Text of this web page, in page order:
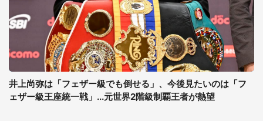
井上尚弥は「フェザー級でも倒せる」、今後見たいのは「フ
ェザー級王座統一戦」...元世界2階級制覇王者が熱望